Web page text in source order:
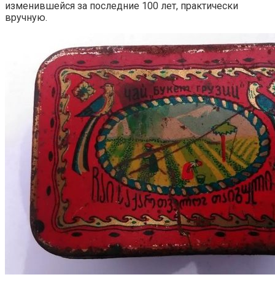
изменившейся за последние 100 лет, практически
вручную.